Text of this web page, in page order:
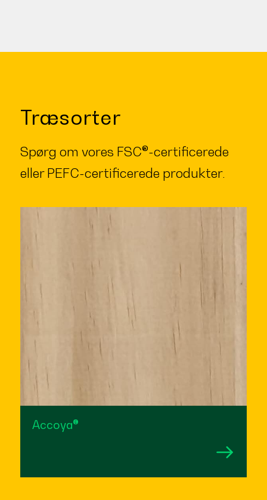
Træsorter
Spørg om vores FSC®-certificerede
eller PEFC-certificerede produkter.
Accoya®